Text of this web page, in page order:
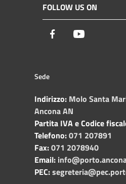
FOLLOW US ON
Facebook
Sede
Indirizzo: Molo Santa
Ancona AN
Partita IVA e Codice
Telefono:071 207891
Fax:071 2078940
Email:
PEC: